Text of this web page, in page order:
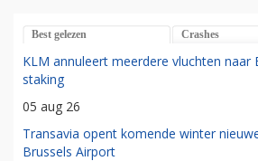
Best gelezen Crashes
KLM annuleert meerdere vluchten naar
staking
05 aug 26
Transavia opent komende winter
Brussels Airport